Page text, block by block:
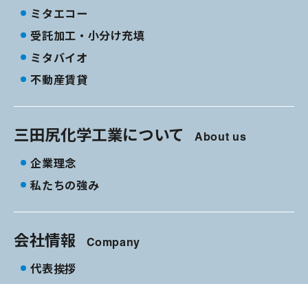
ミタエコー
受託加工・小分け充填
ミタバイオ
不動産賃貸
三田尻化学工業について About us
企業理念
私たちの強み
会社情報 Company
代表挨拶